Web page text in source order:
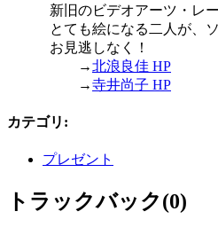
新旧のビデオアーツ・レー
とても絵になる二人が、ソ
お見逃しなく！
→北浪良佳 HP
→寺井尚子 HP
カテゴリ :
プレゼント
トラックバック(0)